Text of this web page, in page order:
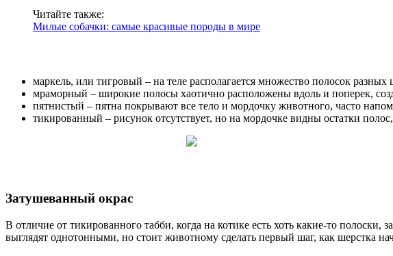
Читайте также:
Милые собачки: самые красивые породы в мире
маркель, или тигровый – на теле располагается множество полосок разных
мраморный – широкие полосы хаотично расположены вдоль и поперек,
пятнистый – пятна покрывают все тело и мордочку животного, часто
тикированный – рисунок отсутствует, но на мордочке видны остатки
Затушеванный окрас
В отличие от тикированного табби, когда на котике есть хоть какие-то
выглядят однотонными, но стоит животному сделать первый шаг, как шерстка